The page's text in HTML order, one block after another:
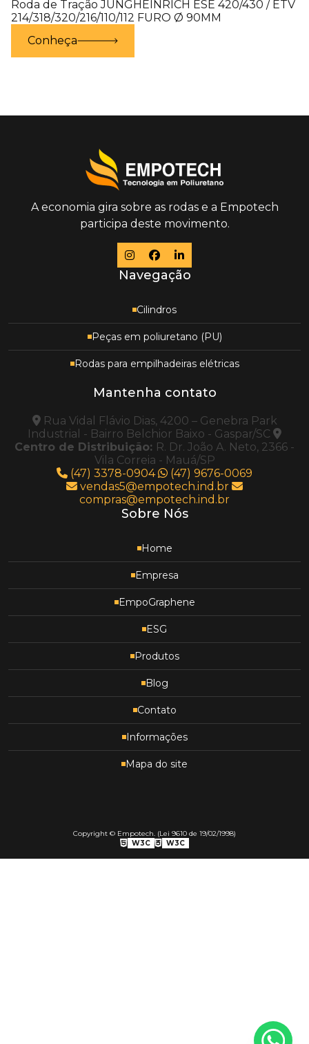
Roda de Tração JUNGHEINRICH ESE 420/430 / ETV
214/318/320/216/110/112 FURO Ø 90MM
Conheça
A economia gira sobre as rodas e a Empotech
participa deste movimento.
Navegação
Cilindros
Peças em poliuretano (PU)
Rodas para empilhadeiras elétricas
Mantenha contato
Rua Vidal Flávio Dias, 4200 – Genebra Park
Industrial - Bairro Belchior Baixo - Gaspar/SC
Centro de Distribuição: R. Dr. João A. Neto, 2366 -
Vila Correia - Mauá/SP
(47) 3378-0904
(47) 9676-0069
vendas5@empotech.ind.br
compras@empotech.ind.br
Sobre Nós
Home
Empresa
EmpoGraphene
ESG
Produtos
Blog
Contato
Informações
Mapa do site
Copyright © Empotech. (Lei 9610 de 19/02/1998)
W3C
W3C